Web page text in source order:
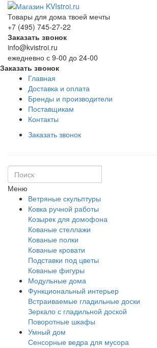
Товары для дома твоей мечты
+7 (495) 745-27-22
Заказать звонок
info@kvistroi.ru
ежедневно с 9-00 до 24-00
Заказать звонок
Главная
Доставка и оплата
Бренды и производители
Поставщикам
Контакты
Заказать звонок
Меню
Ветряные скульптуры
Ковка ручной работы
Козырек для домофона
Кованые стеллажи
Кованые полки
Кованые кровати
Подставки под цветы
Кованые фигуры
Модульные дома
Функциональный интерьер
Встраиваемые гладильные доски
Зеркало с гладильной доской
Поворотные шкафы
Умный дом
Сенсорные ведра для мусора